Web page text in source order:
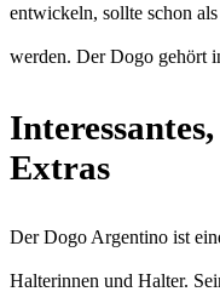
entwickeln, sollte schon
werden. Der Dogo gehört
Extras
Der Dogo Argentino ist
Halterinnen und Halter.